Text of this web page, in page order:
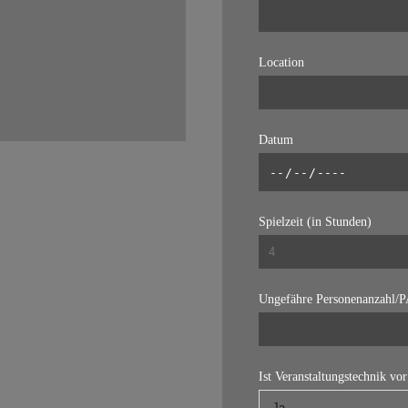
Location
Datum
Spielzeit (in Stunden)
Ungefähre Personenanzahl/
Ist Veranstaltungstechnik